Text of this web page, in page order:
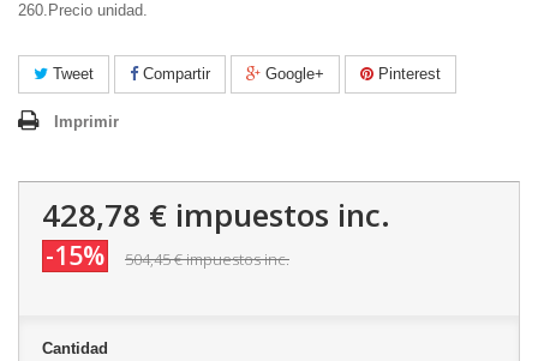
260.Precio unidad.
Tweet Compartir Google+ Pinterest
Imprimir
428,78 € impuestos inc.
-15% 504,45 €impuestos inc.
Cantidad